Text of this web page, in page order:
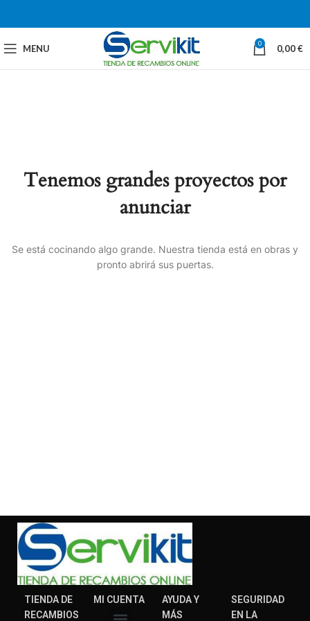
MENU 0 0,00€
Tenemos grandes proyectos por
anunciar
Se está cocinando algo grande. Nuestra tienda está en obras y
pronto abrirá sus puertas.
TIENDA DE
RECAMBIOS
MI CUENTA
AYUDA Y
MÁS
SEGURIDAD
EN LA